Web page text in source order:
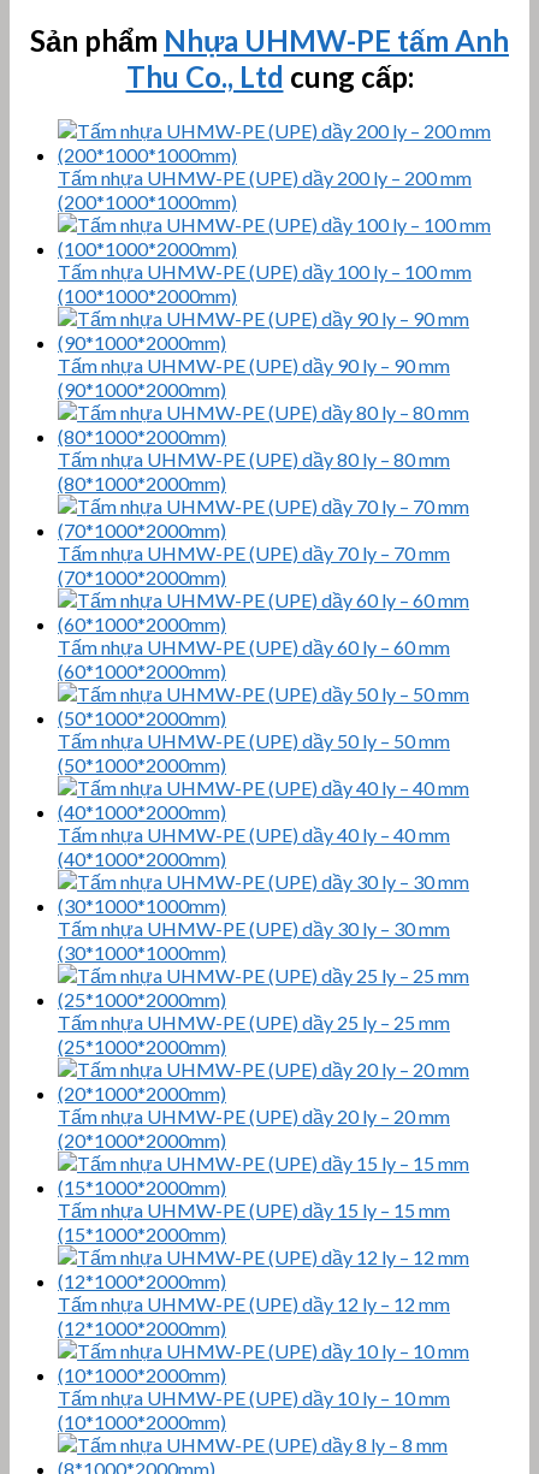
Sản phẩm Nhựa UHMW-PE tấm Anh
Thu Co., Ltd cung cấp:
Tấm nhựa UHMW-PE (UPE) dầy 200 ly – 200 mm
(200*1000*1000mm)
Tấm nhựa UHMW-PE (UPE) dầy 100 ly – 100 mm
(100*1000*2000mm)
Tấm nhựa UHMW-PE (UPE) dầy 90 ly – 90 mm
(90*1000*2000mm)
Tấm nhựa UHMW-PE (UPE) dầy 80 ly – 80 mm
(80*1000*2000mm)
Tấm nhựa UHMW-PE (UPE) dầy 70 ly – 70 mm
(70*1000*2000mm)
Tấm nhựa UHMW-PE (UPE) dầy 60 ly – 60 mm
(60*1000*2000mm)
Tấm nhựa UHMW-PE (UPE) dầy 50 ly – 50 mm
(50*1000*2000mm)
Tấm nhựa UHMW-PE (UPE) dầy 40 ly – 40 mm
(40*1000*2000mm)
Tấm nhựa UHMW-PE (UPE) dầy 30 ly – 30 mm
(30*1000*1000mm)
Tấm nhựa UHMW-PE (UPE) dầy 25 ly – 25 mm
(25*1000*2000mm)
Tấm nhựa UHMW-PE (UPE) dầy 20 ly – 20 mm
(20*1000*2000mm)
Tấm nhựa UHMW-PE (UPE) dầy 15 ly – 15 mm
(15*1000*2000mm)
Tấm nhựa UHMW-PE (UPE) dầy 12 ly – 12 mm
(12*1000*2000mm)
Tấm nhựa UHMW-PE (UPE) dầy 10 ly – 10 mm
(10*1000*2000mm)